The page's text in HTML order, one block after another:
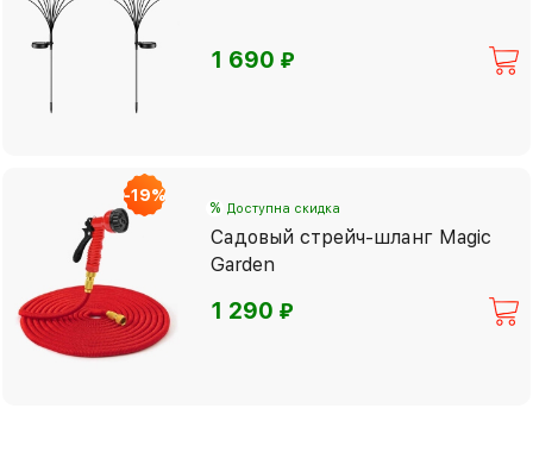
1 690⃏
-19%
% Доступна скидка
Садовый стрейч-шланг Magic
Garden
1 290⃏